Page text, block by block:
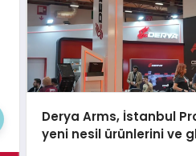
Derya Arms, İstanbul
yeni nesil ürünlerini ve